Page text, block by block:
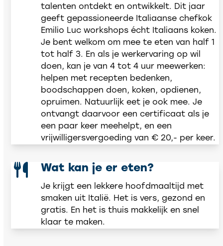
talenten ontdekt en ontwikkelt. Dit jaar
geeft gepassioneerde Italiaanse chefkok
Emilio Luc workshops écht Italiaans koken.
Je bent welkom om mee te eten van half 1
tot half 3. En als je werkervaring op wil
doen, kan je van 4 tot 4 uur meewerken:
helpen met recepten bedenken,
boodschappen doen, koken, opdienen,
opruimen. Natuurlijk eet je ook mee. Je
ontvangt daarvoor een certificaat als je
een paar keer meehelpt, en een
vrijwilligersvergoeding van € 20,- per keer.
Wat kan je er eten?
Je krijgt een lekkere hoofdmaaltijd met
smaken uit Italië. Het is vers, gezond en
gratis. En het is thuis makkelijk en snel
klaar te maken.